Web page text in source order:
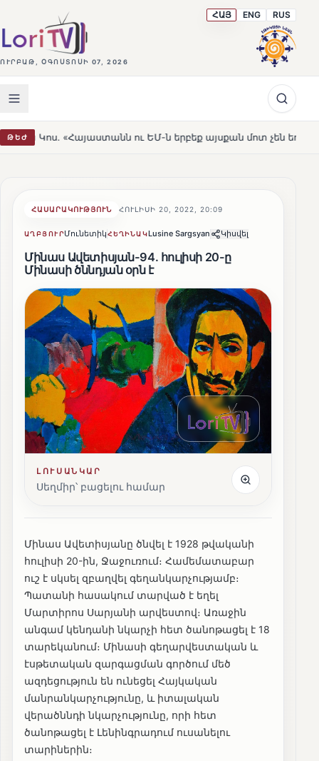
ՈՒՐԲԱԹ, ՕԳՈՍՏՈՍԻ 07, 2026
ՀԱՅ ENG RUS
ԹԵԺ ու ԵՄ-ն երբեք այսքան մոտ չեն եղել» HOT
ՀԱՍԱՐԱԿՈՒԹՅՈՒՆ ՀՈՒԼԻՍԻ 20, 2022, 20:09
ԱՂԲՅՈՒՐՄունետիկՀԵՂԻՆԱԿLusine Sargsyan Կիսվել
Մինաս Ավետիսյան-94. հուլիսի 20-ը
Մինասի ծննդյան օրն է
ԼՈՒՍԱՆԿԱՐ
Սեղմիր՝ բացելու համար
Մինաս Ավետիսյանը ծնվել է 1928 թվականի
հուլիսի 20-ին, Ջաջուռում։ Համեմատաբար
ուշ է սկսել զբաղվել գեղանկարչությամբ։
Պատանի հասակում տարված է եղել
Մարտիրոս Սարյանի արվեստով։ Առաջին
անգամ կենդանի նկարչի հետ ծանոթացել է 18
տարեկանում։ Մինասի գեղարվեստական և
էսթետական զարգացման գործում մեծ
ազդեցություն են ունեցել Հայկական
մանրանկարչությունը, և իտալական
վերածննդի նկարչությունը, որի հետ
ծանոթացել է Լենինգրադում ուսանելու
տարիներին։